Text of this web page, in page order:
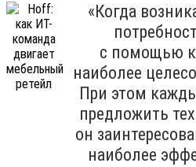
«Когда
с помощью
наиболее
При этом
предложить
он
наиболее